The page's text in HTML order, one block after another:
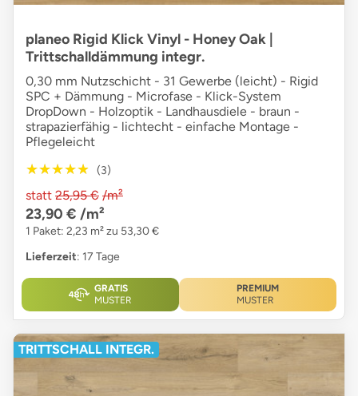
planeo Rigid Klick Vinyl - Honey Oak |
Trittschalldämmung integr.
0,30 mm Nutzschicht - 31 Gewerbe (leicht) - Rigid
SPC + Dämmung - Microfase - Klick-System
DropDown - Holzoptik - Landhausdiele - braun -
strapazierfähig - lichtecht - einfache Montage -
Pflegeleicht
★★★★★
★★★★★ (3)
statt 25,95 € /m²
23,90 € /m²
1 Paket: 2,23 m² zu 53,30 €
Lieferzeit: 17 Tage
GRATIS
MUSTER
PREMIUM
MUSTER
TRITTSCHALL INTEGR.